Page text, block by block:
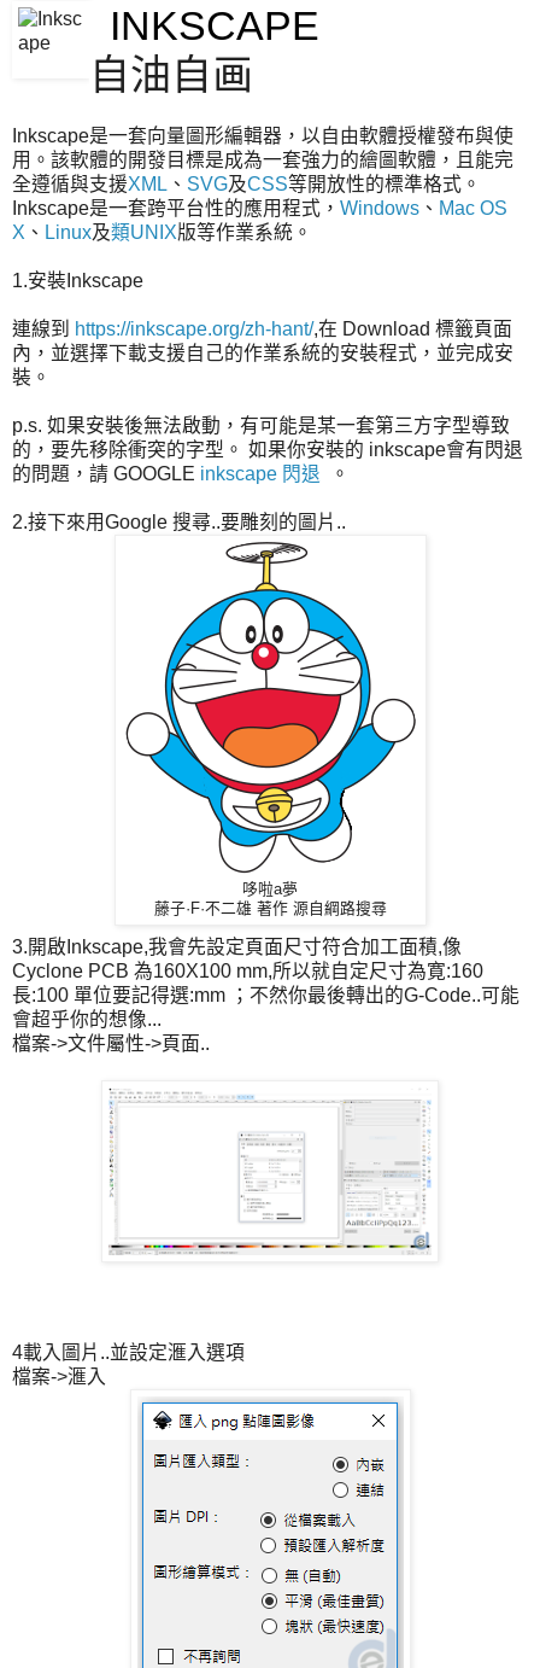
INKSCAPE
自油自画
Inkscape是一套向量圖形編輯器，以自由軟體授權發布與使
用。該軟體的開發目標是成為一套強力的繪圖軟體，且能完
全遵循與支援XML 、 SVG及CSS等開放性的標準格式。
Inkscape是一套跨平台性的應用程式， Windows 、 Mac OS
X 、 Linux及類UNIX版等作業系統。
1.安裝Inkscape
連線到 https://inkscape.org/zh-hant/,在 Download 標籤頁面
內，並選擇下載支援自己的作業系統的安裝程式，並完成安
裝。
p.s. 如果安裝後無法啟動，有可能是某一套第三方字型導致
的，要先移除衝突的字型。 如果你安裝的 inkscape會有閃退
的問題，請 GOOGLE inkscape 閃退 。
2.接下來用Google 搜尋..要雕刻的圖片..
哆啦a夢
藤子·F·不二雄 著作 源自綱路搜尋
3.開啟Inkscape,我會先設定頁面尺寸符合加工面積,像
Cyclone PCB 為160X100 mm,所以就自定尺寸為寛:160
長:100 單位要記得選:mm ；不然你最後轉出的G-Code..可能
會超乎你的想像...
檔案->文件屬性->頁面..
4載入圖片..並設定滙入選項
檔案->滙入